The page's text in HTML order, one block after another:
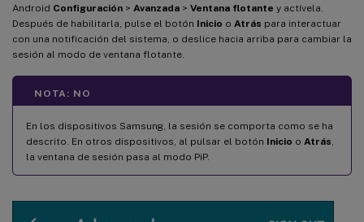
Android Configuración > Avanzada > Ventana flotante y actívela.
Después de habilitarla, pulse el botón Inicio o Atrás para interactuar
con una notificación del sistema, o deslice hacia arriba para cambiar la
sesión al modo de ventana flotante.
NOTA: NO
En los dispositivos Samsung, la sesión se comporta como se ha
descrito. En otros dispositivos, al pulsar el botón Inicio o Atrás,
la ventana de sesión pasa al modo PiP.